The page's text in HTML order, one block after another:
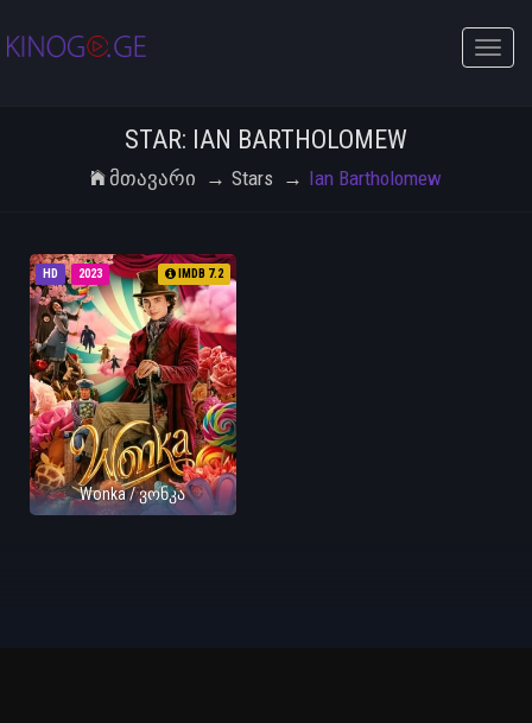
Toggle
STAR: IAN BARTHOLOMEW
Მთავარი Stars Ian Bartholomew
HD 2023 IMDB 7.2
Wonka / ვონკა